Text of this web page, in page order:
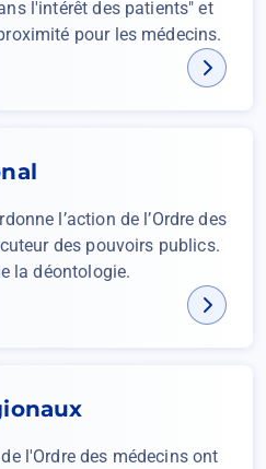
l'intérêt des patients" et
pour les médecins.
l’action de l’Ordre des
des pouvoirs publics.
la déontologie.
l'Ordre des médecins ont